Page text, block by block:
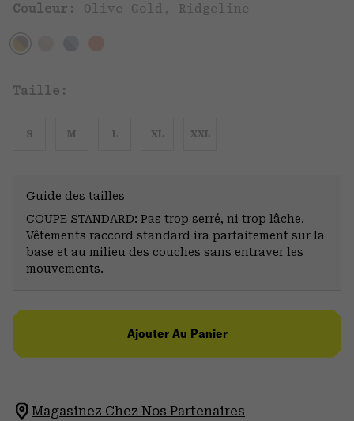
Couleur: Olive Gold, Ridgeline
Taille:
S M L XL XXL
Guide des tailles
COUPE STANDARD: Pas trop serré, ni trop lâche.
Vêtements raccord standard ira parfaitement sur la
base et au milieu des couches sans entraver les
mouvements.
Ajouter Au Panier
Magasinez Chez Nos Partenaires